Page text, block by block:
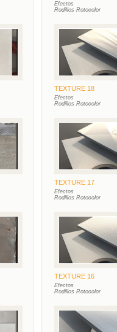
Efectos
Rodillos Rotocolor
TEXTURE 18
Efectos
Rodillos Rotocolor
TEXTURE 17
Efectos
Rodillos Rotocolor
TEXTURE 16
Efectos
Rodillos Rotocolor